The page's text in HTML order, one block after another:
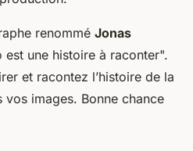
renommé Jonas
est une histoire à raconter".
et racontez l’histoire de la
images. Bonne chance